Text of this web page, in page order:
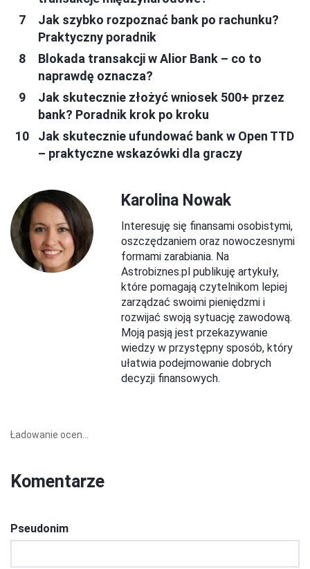
Jak szybko rozpoznać bank po rachunku?
Praktyczny poradnik
Blokada transakcji w Alior Bank – co to
naprawdę oznacza?
Jak skutecznie złożyć wniosek 500+ przez
bank? Poradnik krok po kroku
Jak skutecznie ufundować bank w Open TTD
– praktyczne wskazówki dla graczy
Karolina Nowak
Interesuję się finansami osobistymi,
oszczędzaniem oraz nowoczesnymi
formami zarabiania. Na
Astrobiznes.pl publikuję artykuły,
które pomagają czytelnikom lepiej
zarządzać swoimi pieniędzmi i
rozwijać swoją sytuację zawodową.
Moją pasją jest przekazywanie
wiedzy w przystępny sposób, który
ułatwia podejmowanie dobrych
decyzji finansowych.
Ładowanie ocen...
Komentarze
Pseudonim